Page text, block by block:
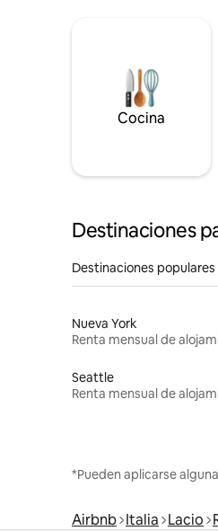
Cocina
Destinaciones
Destinaciones
Nueva York
Seattle
*Pueden aplicarse
Airbnb Italia Lacio